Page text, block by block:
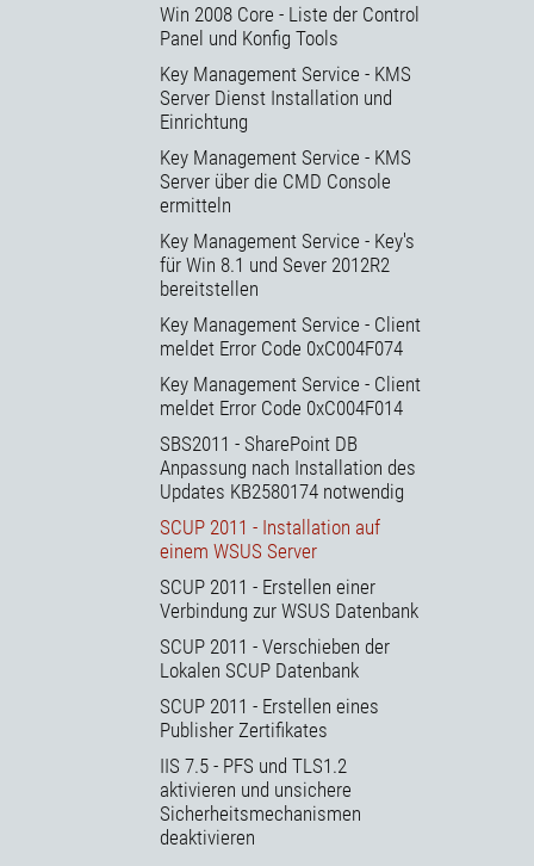
Win 2008 Core - Liste der Control
Panel und Konfig Tools
Key Management Service - KMS
Server Dienst Installation und
Einrichtung
Key Management Service - KMS
Server über die CMD Console
ermitteln
Key Management Service - Key's
für Win 8.1 und Sever 2012R2
bereitstellen
Key Management Service - Client
meldet Error Code 0xC004F074
Key Management Service - Client
meldet Error Code 0xC004F014
SBS2011 - SharePoint DB
Anpassung nach Installation des
Updates KB2580174 notwendig
SCUP 2011 - Installation auf
einem WSUS Server
SCUP 2011 - Erstellen einer
Verbindung zur WSUS Datenbank
SCUP 2011 - Verschieben der
Lokalen SCUP Datenbank
SCUP 2011 - Erstellen eines
Publisher Zertifikates
IIS 7.5 - PFS und TLS1.2
aktivieren und unsichere
Sicherheitsmechanismen
deaktivieren